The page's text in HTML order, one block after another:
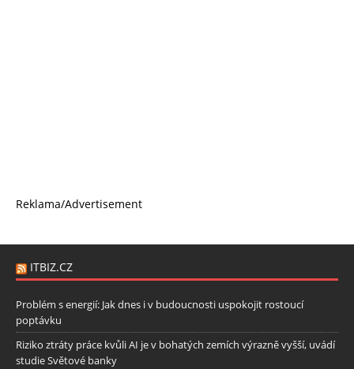
Reklama/Advertisement
ITBIZ.CZ
Problém s energií: Jak dnes i v budoucnosti uspokojit rostoucí
poptávku
Riziko ztráty práce kvůli AI je v bohatých zemích výrazně vyšší, uvádí
studie Světové banky